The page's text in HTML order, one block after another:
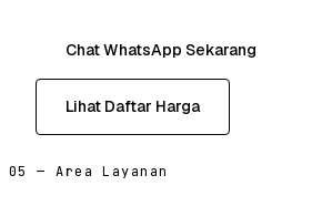
Chat WhatsApp Sekarang
Lihat Daftar Harga
05 — Area Layanan